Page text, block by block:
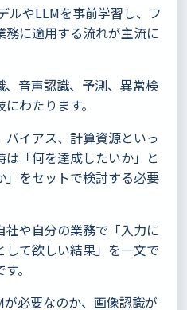
ルやLLMを事前学習し、フ
に適用する流れが主流に
音声認識、予測、異常検
わたります。
イアス、計算資源といっ
「何を達成したいか」と
」をセットで検討する必要
や自分の業務で「入力に
て欲しい結果」を一文で
。
必要なのか、画像認識が